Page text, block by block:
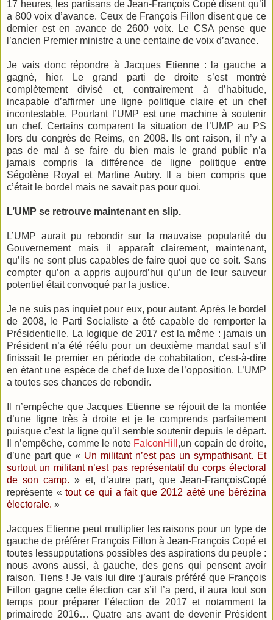
17 heures, les partisans de Jean-François Copé disent qu’il
a 800 voix d’avance. Ceux de François Fillon disent que ce
dernier est en avance de 2600 voix. Le CSA pense que
l’ancien Premier ministre a une centaine de voix d’avance.
Je vais donc répondre à Jacques Etienne : la gauche a
gagné, hier. Le grand parti de droite s’est montré
complètement divisé et, contrairement à d’habitude,
incapable d’affirmer une ligne politique claire et un chef
incontestable. Pourtant l’UMP est une machine à soutenir
un chef. Certains comparent la situation de l’UMP au PS
lors du congrès de Reims, en 2008. Ils ont raison, il n’y a
pas de mal à se faire du bien mais le grand public n’a
jamais compris la différence de ligne politique entre
Ségolène Royal et Martine Aubry. Il a bien compris que
c’était le bordel mais ne savait pas pour quoi.
L’UMP se retrouve maintenant en slip.
L’UMP aurait pu rebondir sur la mauvaise popularité du
Gouvernement mais il apparaît clairement, maintenant,
qu’ils ne sont plus capables de faire quoi que ce soit. Sans
compter qu’on a appris aujourd’hui qu’un de leur sauveur
potentiel était convoqué par la justice.
Je ne suis pas inquiet pour eux, pour autant. Après le bordel
de 2008, le Parti Socialiste a été capable de remporter la
Présidentielle. La logique de 2017 est la même : jamais un
Président n’a été réélu pour un deuxième mandat sauf s’il
finissait le premier en période de cohabitation, c'est-à-dire
en étant une espèce de chef de luxe de l’opposition. L’UMP
a toutes ses chances de rebondir.
Il n’empêche que Jacques Etienne se réjouit de la montée
d’une ligne très à droite et je le comprends parfaitement
puisque c’est la ligne qu’il semble soutenir depuis le départ.
Il n’empêche, comme le note FalconHill ,un copain de droite,
d’une part que « Un militant n’est pas un sympathisant. Et
surtout un militant n’est pas représentatif du corps électoral
de son camp. » et, d’autre part, que Jean-FrançoisCopé
représente «tout ce qui a fait que 2012 aété une bérézina
électorale. »
Jacques Etienne peut multiplier les raisons pour un type de
gauche de préférer François Fillon à Jean-François Copé et
toutes lessupputations possibles des aspirations du peuple :
nous avons aussi, à gauche, des gens qui pensent avoir
raison. Tiens ! Je vais lui dire :j’aurais préféré que François
Fillon gagne cette élection car s’il l’a perd, il aura tout son
temps pour préparer l’élection de 2017 et notamment la
primairede 2016… Quatre ans avant de devenir Président